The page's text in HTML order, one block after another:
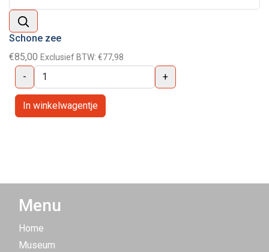
Schone zee
€85,00 Exclusief BTW: €77,98
- +
Menu
Home
Museum